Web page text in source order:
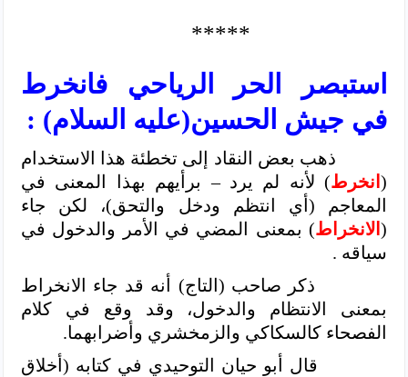
*****
استبصر الحر الرياحي فانخرط
في جيش الحسين(عليه السلام) :
ذهب بعض النقاد إلى تخطئة هذا الاستخدام
( انخرط) لأنه لم يرد – برأيهم بهذا المعنى في
المعاجم (أي انتظم ودخل والتحق)، لكن جاء
( الانخراط) بمعنى المضي في الأمر والدخول في
سياقه .
ذكر صاحب (التاج) أنه قد جاء الانخراط
بمعنى الانتظام والدخول، وقد وقع في كلام
الفصحاء كالسكاكي والزمخشري وأضرابهما.
قال أبو حيان التوحيدي في كتابه (أخلاق